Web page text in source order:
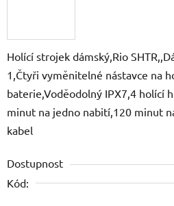
Holící strojek dámský,Rio
1,Čtyři vyměnitelné nástavce na
baterie,Voděodolný IPX7,4 holící
minut na jedno nabití,120 minut
kabel
Dostupnost
Kód: